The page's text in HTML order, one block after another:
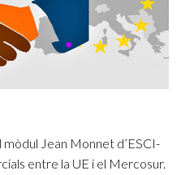
mòdul Jean Monnet d’ESCI-
entre la UE i el Mercosur.